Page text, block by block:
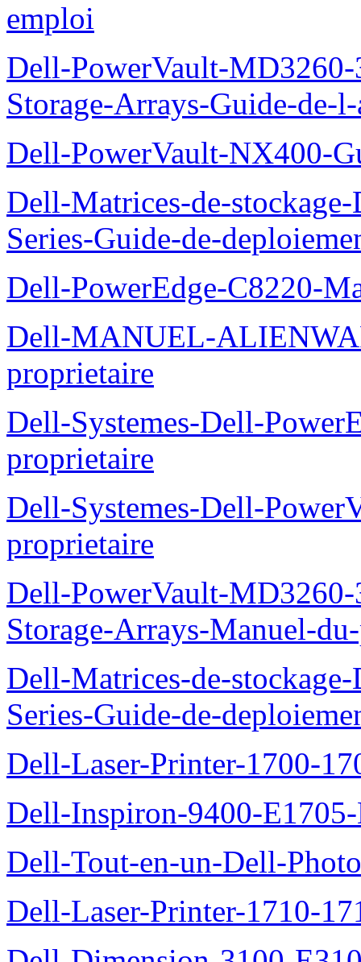
emploi
Dell-PowerVault-
Storage-Arrays-Guide-de-
Dell-PowerVault-NX400-
Dell-Matrices-de-
Series-Guide-de-
Dell-PowerEdge-C8220-
Dell-MANUEL-
proprietaire
Dell-Systemes-Dell-
proprietaire
Dell-Systemes-Dell-
proprietaire
Dell-PowerVault-
Storage-Arrays-Manuel-
Dell-Matrices-de-
Series-Guide-de-
Dell-Laser-Printer-1700-
Dell-Inspiron-9400-
Dell-Tout-en-un-Dell-
Dell-Laser-Printer-1710-